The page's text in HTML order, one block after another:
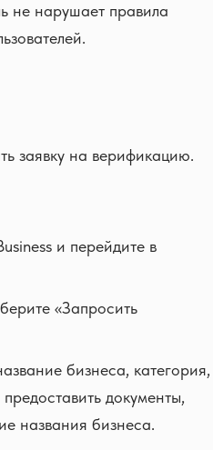
не нарушает правила
заявку на верификацию.
и перейдите в
«Запросить
бизнеса, категория,
документы,
названия бизнеса.